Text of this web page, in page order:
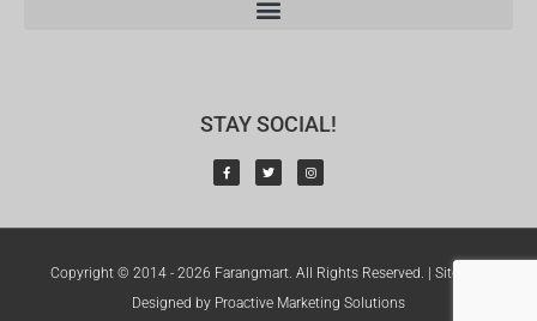
STAY SOCIAL!
Copyright © 2014 - 2026 Farangmart. All Rights Reserved. | Sitemap
Designed by Proactive Marketing Solutions